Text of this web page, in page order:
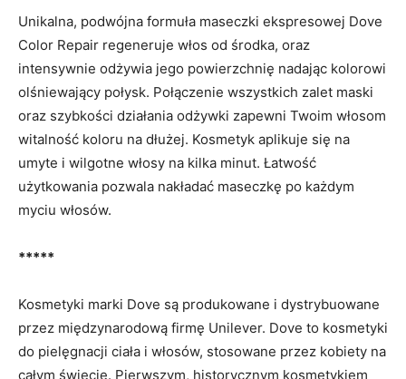
Unikalna, podwójna formuła maseczki ekspresowej Dove
Color Repair regeneruje włos od środka, oraz
intensywnie odżywia jego powierzchnię nadając kolorowi
olśniewający połysk. Połączenie wszystkich zalet maski
oraz szybkości działania odżywki zapewni Twoim włosom
witalność koloru na dłużej. Kosmetyk aplikuje się na
umyte i wilgotne włosy na kilka minut. Łatwość
użytkowania pozwala nakładać maseczkę po każdym
myciu włosów.
*****
Kosmetyki marki Dove są produkowane i dystrybuowane
przez międzynarodową firmę Unilever. Dove to kosmetyki
do pielęgnacji ciała i włosów, stosowane przez kobiety na
całym świecie. Pierwszym, historycznym kosmetykiem